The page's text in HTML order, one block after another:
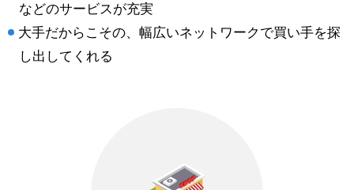
などのサービスが充実
大手だからこその、幅広いネットワークで買い手を探
し出してくれる